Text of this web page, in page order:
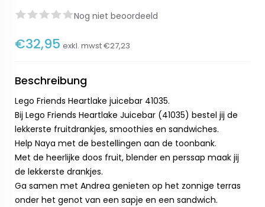
Nog niet beoordeeld
€32,95 exkl. mwst€27,23
Beschreibung
Lego Friends Heartlake juicebar 41035.
Bij Lego Friends Heartlake Juicebar (41035) bestel jij de
lekkerste fruitdrankjes, smoothies en sandwiches.
Help Naya met de bestellingen aan de toonbank.
Met de heerlijke doos fruit, blender en perssap maak jij
de lekkerste drankjes.
Ga samen met Andrea genieten op het zonnige terras
onder het genot van een sapje en een sandwich.